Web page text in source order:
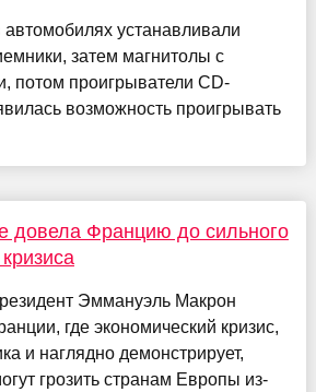
устанавливали
затем магнитолы с
потом проигрыватели СD-
возможность проигрывать
довела Францию до сильного
Эммануэль Макрон
где экономический кризис,
и наглядно демонстрирует,
грозить странам Европы из-